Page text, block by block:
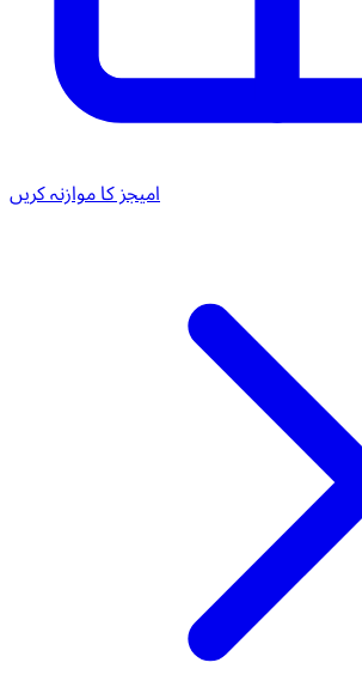
امیجز کا موازنہ کریں